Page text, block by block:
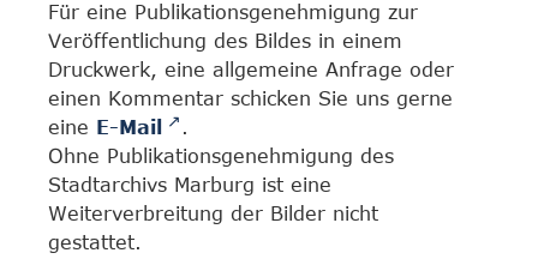
Für eine Publikationsgenehmigung zur
Veröffentlichung des Bildes in einem
Druckwerk, eine allgemeine Anfrage oder
einen Kommentar schicken Sie uns gerne
eine E-Mail
.
Ohne Publikationsgenehmigung des
Stadtarchivs Marburg ist eine
Weiterverbreitung der Bilder nicht
gestattet.